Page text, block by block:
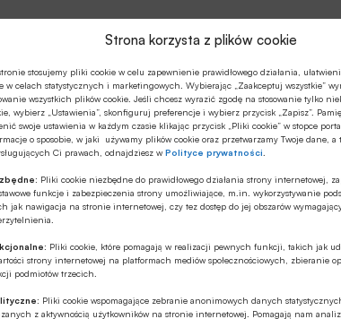
Strona korzysta z plików cookie
stosujemy pliki cookie w celu zapewnienie prawidłowego działania,
w celach statystycznych i marketingowych. Wybierając „Zaakceptuj wszystkie”
wszystkich plików cookie. Jeśli chcesz wyrazić zgodę na stosowanie tylko
wybierz „Ustawienia”, skonfiguruj preferencje i wybierz przycisk „Zapisz”.
swoje ustawienia w każdym czasie klikając przycisk „Pliki cookie” w stopce
o sposobie, w jaki używamy plików cookie oraz przetwarzamy Twoje dane, a
Ci prawach, odnajdziesz wPolityce prywatności
Pliki cookie niezbędne do prawidłowego działania strony internetowej,
funkcje i zabezpieczenia strony umożliwiające, m.in. wykorzystywanie
jak nawigacja na stronie internetowej, czy tez dostęp do jej obszarów
Pliki cookie, które pomagają w realizacji pewnych funkcji, takich jak
strony internetowej na platformach mediów społecznościowych, zbieranie
podmiotów trzecich.
Pliki cookie wspomagające zebranie anonimowych danych
z aktywnością użytkowników na stronie internetowej. Pomagają nam